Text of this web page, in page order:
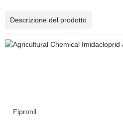
Descrizione del prodotto
Fipronil